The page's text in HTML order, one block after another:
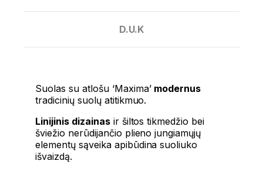
D.U.K
Suolas su atlošu ‘Maxima’ modernus
tradicinių suolų atitikmuo.
Linijinis dizainasir šiltos tikmedžio bei
šviežio nerūdijančio plieno jungiamųjų
elementų sąveika apibūdina suoliuko
išvaizdą.